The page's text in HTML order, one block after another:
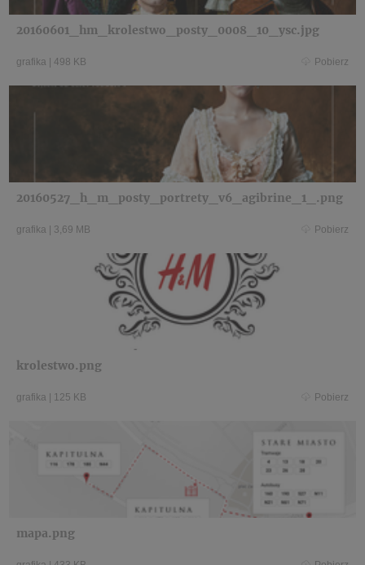
20160601_hm_krolestwo_posty_0008_10_ysc.jpg
grafika 498 KB Pobierz
20160527_h_m_posty_portrety_v6_agibrine_1_.png
grafika 3,69 MB Pobierz
krolestwo.png
grafika 125 KB Pobierz
mapa.png